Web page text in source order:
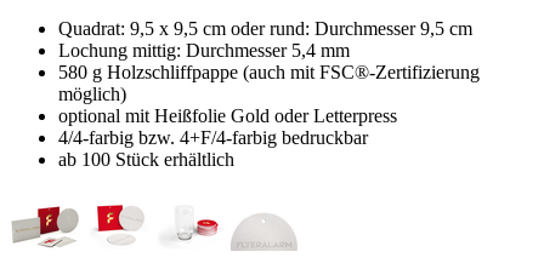
Quadrat: 9,5 x 9,5 cm oder rund: Durchmesser 9,5 cm
Lochung mittig: Durchmesser 5,4 mm
580 g Holzschliffpappe (auch mit FSC®-Zertifizierung
möglich)
optional mit Heißfolie Gold oder Letterpress
4/4-farbig bzw. 4+F/4-farbig bedruckbar
ab 100 Stück erhältlich